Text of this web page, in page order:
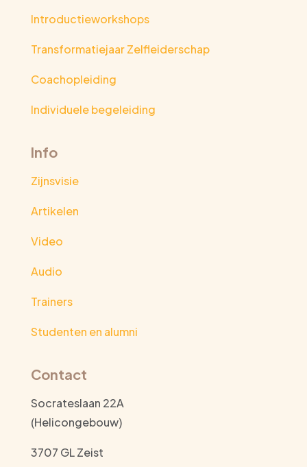
Introductieworkshops
Transformatiejaar Zelfleiderschap
Coachopleiding
Individuele begeleiding
Info
Zijnsvisie
Artikelen
Video
Audio
Trainers
Studenten en alumni
Contact
Socrateslaan 22A
(Helicongebouw)
3707 GL Zeist